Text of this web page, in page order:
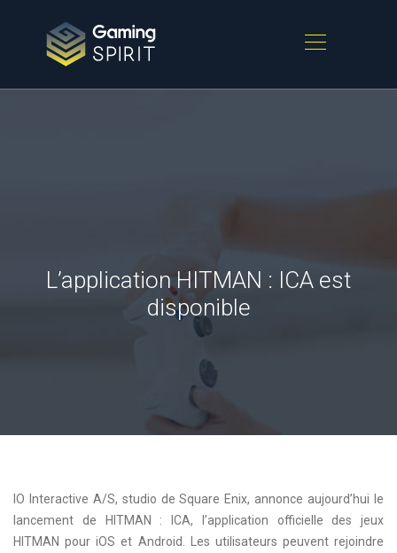
L’app​lication HITMAN : IC​A est
disponible​
IO Interactive A/S, studio de Square Enix, annonce aujourd’hui le
lancement de HITMAN : ICA, l’application officielle des jeux
HITMAN pour iOS et Android. Les utilisateurs peuvent rejoindre